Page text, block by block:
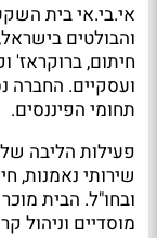
אי.בי.אי בית
והבולטים
חיתום, ברוקראז'
ועסקיים. החברה
תחומי הפיננסים.
פעילות הליבה
שירותי נאמנות,
ובחו"ל. הבית
מוסדיים וניהול